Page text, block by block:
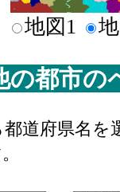
地図1
の都市の
道府県名